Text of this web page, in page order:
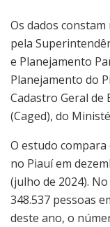
Os dados
pela
e Planejamento
Planejamento do
Cadastro Geral de
(Caged), do
O estudo
no Piauí em
(julho de 2024).
348.537 pessoas
deste ano, o